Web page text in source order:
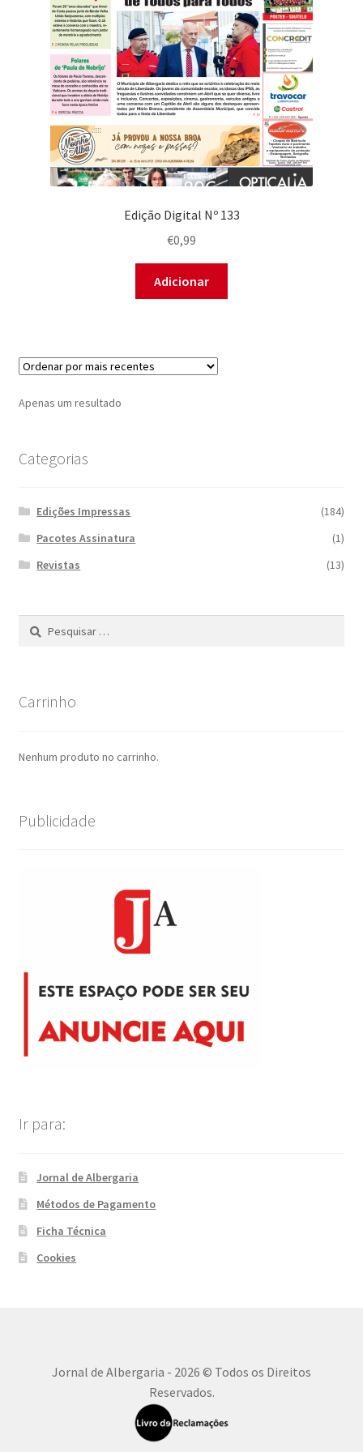
Edição Digital Nº 133
€0,99
Adicionar
Apenas um resultado
Categorias
Edições Impressas
(184)
Pacotes Assinatura
(1)
Revistas
(13)
Pesquisar
Carrinho
Nenhum produto no carrinho.
Publicidade
Ir para:
Jornal de Albergaria
Métodos de Pagamento
Ficha Técnica
Cookies
Jornal de Albergaria - 2026 © Todos os Direitos
Reservados.